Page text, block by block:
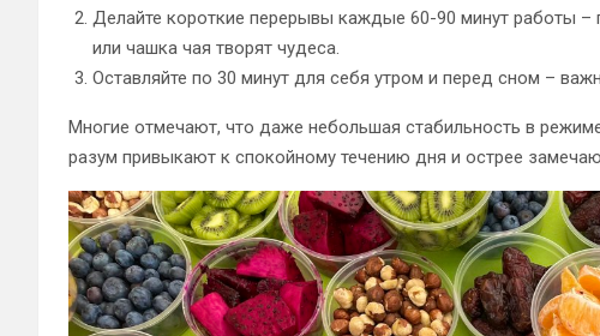
Делайте короткие перерывы каждые 60-90 минут работы –
или чашка чая творят чудеса.
Оставляйте по 30 минут для себя утром и перед сном –
Многие отмечают, что даже небольшая стабильность в
разум привыкают к спокойному течению дня и острее